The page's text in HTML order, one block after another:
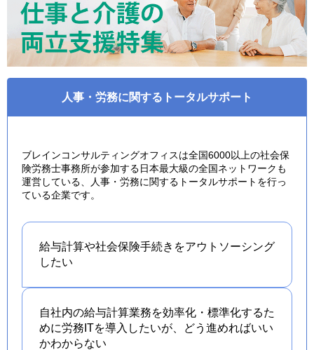
人事・労務に関するトータルサポート
ブレインコンサルティングオフィスは全国6000以上の社会保
険労務士事務所が参加する日本最大級の全国ネットワークも
運営している、人事・労務に関するトータルサポートを行っ
ている企業です。
給与計算や社会保険手続きをアウトソーシング
したい
自社内の給与計算業務を効率化・標準化するた
めに労務ITを導入したいが、どう進めればいい
かわからない